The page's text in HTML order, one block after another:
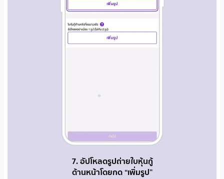
7. อัปโหลดรูปถ่ายใบหุ้นกู้
ด้านหน้าโดยกด “เพิ่มรูป”